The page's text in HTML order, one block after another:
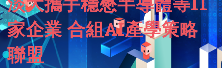
家企業 合組AI產學策略
聯盟